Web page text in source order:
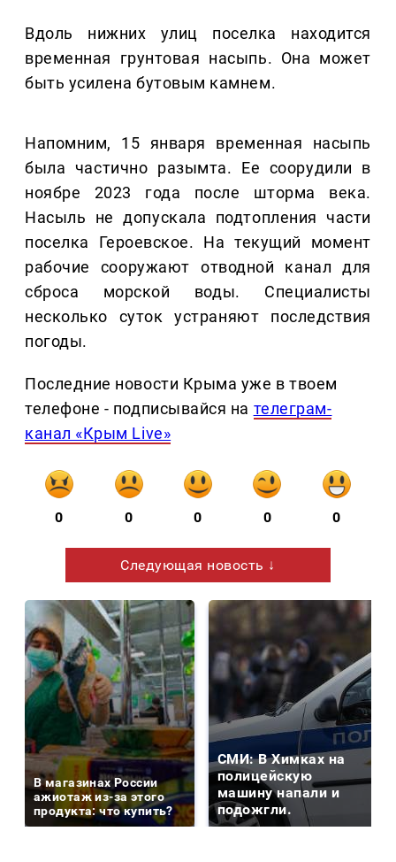
Вдоль нижних улиц поселка находится
временная грунтовая насыпь. Она может
быть усилена бутовым камнем.
Напомним, 15 января временная насыпь
была частично разымта. Ее соорудили в
ноябре 2023 года после шторма века.
Насыль не допускала подтопления части
поселка Героевское. На текущий момент
рабочие сооружают отводной канал для
сброса морской воды. Специалисты
несколько суток устраняют последствия
погоды.
Последние новости Крыма уже в твоем
телефоне - подписывайся на телеграм-
канал «Крым Live»
0 0 0 0 0
Следующая новость ↓
В магазинах России
ажиотаж из-за этого
продукта: что купить?
СМИ: В Химках на
полицейскую
машину напали и
подожгли.